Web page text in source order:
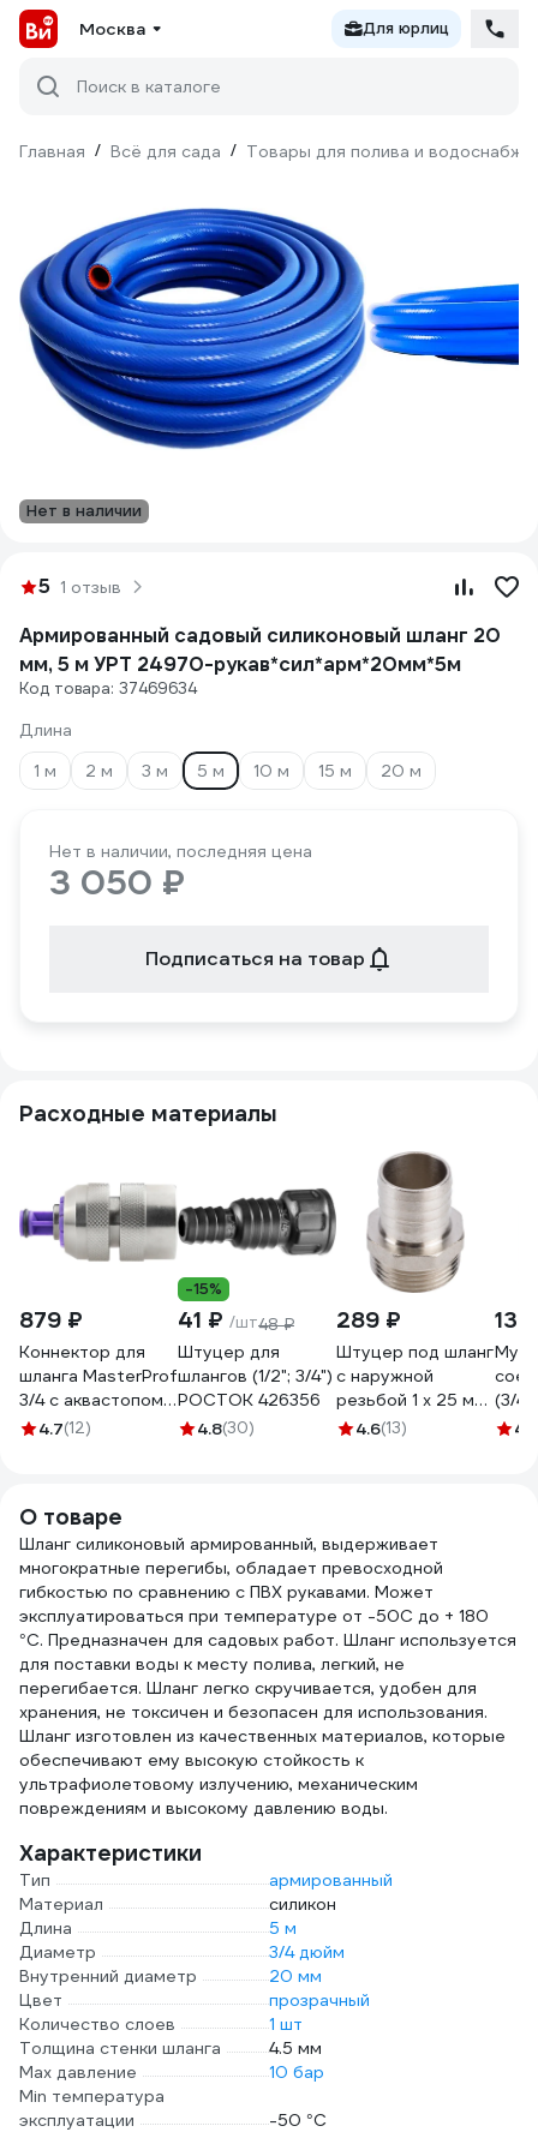
Москва Для юрлиц
Поиск в каталоге
Главная / Всё для сада / Товары для полива и
Нет в наличии
5 1 отзыв
Армированный садовый силиконовый шланг 20
мм, 5 м УРТ 24970-рукав*сил*арм*20мм*5м
Код товара: 37469634
Длина
1 м
2 м 3 м 5 м 10 м 15 м 20 м
Нет в наличии, последняя цена
3 050 ₽
Подписаться на товар
Расходные материалы
879 ₽
Коннектор для
шланга MasterProf
3/4 с аквастопом
соединитель
4.7(12)
-15%
41 ₽ /шт48 ₽
Штуцер для
шлангов (1/2"; 3/4")
РОСТОК 426356
4.8(30)
289 ₽
Штуцер под шланг
с наружной
резьбой 1 х 25 мм
СТМ CRSM0125
4.6(13)
(3/4''
4.7
О товаре
Шланг силиконовый армированный, выдерживает
многократные перегибы, обладает превосходной
гибкостью по сравнению с ПВХ рукавами. Может
эксплуатироваться при температуре от -50С до + 180
°С. Предназначен для садовых работ. Шланг используется
для поставки воды к месту полива, легкий, не
перегибается. Шланг легко скручивается, удобен для
хранения, не токсичен и безопасен для использования.
Шланг изготовлен из качественных материалов, которые
обеспечивают ему высокую стойкость к
ультрафиолетовому излучению, механическим
повреждениям и высокому давлению воды.
Характеристики
Тип
армированный
Материал
силикон
Длина
5 м
Диаметр
3/4 дюйм
Внутренний диаметр
20 мм
Цвет
прозрачный
Количество слоев
1 шт
Толщина стенки шланга
4.5 мм
Max давление
10 бар
Min температура
эксплуатации
-50 °С